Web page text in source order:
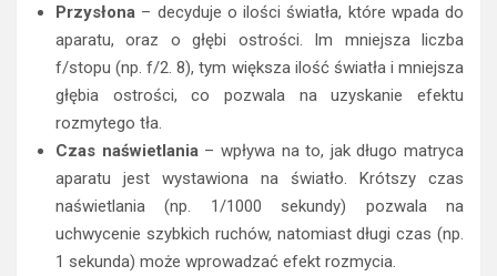
Przysłona – decyduje o ilości światła, które wpada do
aparatu, oraz o głębi ostrości. Im mniejsza liczba
f/stopu (np. f/2. 8), tym większa ilość światła i mniejsza
głębia ostrości, co pozwala na uzyskanie efektu
rozmytego tła.
Czas naświetlania– wpływa na to, jak długo matryca
aparatu jest wystawiona na światło. Krótszy czas
naświetlania (np. 1/1000 sekundy) pozwala na
uchwycenie szybkich ruchów, natomiast długi czas (np.
1 sekunda) może wprowadzać efekt rozmycia.